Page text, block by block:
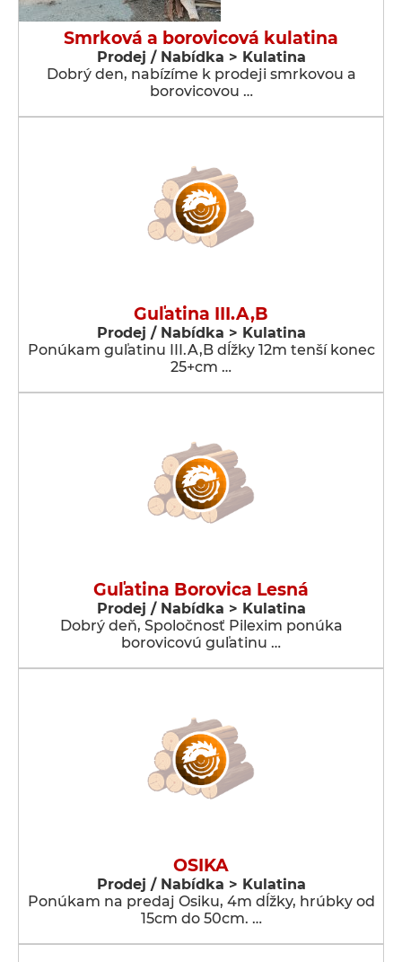
Smrková a borovicová kulatina
Prodej / Nabídka > Kulatina
Dobrý den, nabízíme k prodeji smrkovou a
borovicovou …
Guľatina III.A,B
Prodej / Nabídka > Kulatina
Ponúkam guľatinu III.A,B dĺžky 12m tenší konec
25+cm …
Guľatina Borovica Lesná
Prodej / Nabídka > Kulatina
Dobrý deň, Spoločnosť Pilexim ponúka
borovicovú guľatinu …
OSIKA
Prodej / Nabídka > Kulatina
Ponúkam na predaj Osiku, 4m dĺžky, hrúbky od
15cm do 50cm. …